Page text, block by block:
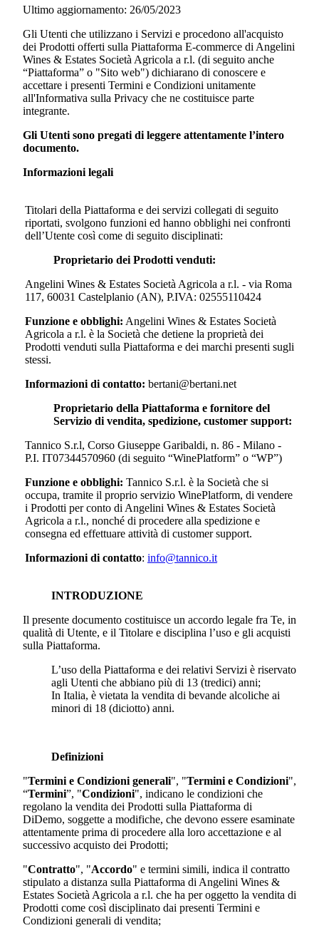
Ultimo aggiornamento: 26/05/2023
Gli Utenti che utilizzano i Servizi e procedono all'acquisto
dei Prodotti offerti sulla Piattaforma E-commerce di Angelini
Wines & Estates Società Agricola a r.l. (di seguito anche
“Piattaforma” o "Sito web") dichiarano di conoscere e
accettare i presenti Termini e Condizioni unitamente
all'Informativa sulla Privacy che ne costituisce parte
integrante.
Gli Utenti sono pregati di leggere attentamente l’intero
documento.
Informazioni legali
Titolari della Piattaforma e dei servizi collegati di seguito
riportati, svolgono funzioni ed hanno obblighi nei confronti
dell’Utente così come di seguito disciplinati:
Proprietario dei Prodotti venduti:
Angelini Wines & Estates Società Agricola a r.l. - via Roma
117, 60031 Castelplanio (AN), P.IVA: 02555110424
Funzione e obblighi: Angelini Wines & Estates Società
Agricola a r.l. è la Società che detiene la proprietà dei
Prodotti venduti sulla Piattaforma e dei marchi presenti sugli
stessi.
Informazioni di contatto: bertani@bertani.net
Proprietario della Piattaforma e fornitore del
Servizio di vendita, spedizione, customer support:
Tannico S.r.l, Corso Giuseppe Garibaldi, n. 86 - Milano -
P.I. IT07344570960 (di seguito “WinePlatform” o “WP”)
Funzione e obblighi: Tannico S.r.l. è la Società che si
occupa, tramite il proprio servizio WinePlatform, di vendere
i Prodotti per conto di Angelini Wines & Estates Società
Agricola a r.l., nonché di procedere alla spedizione e
consegna ed effettuare attività di customer support.
Informazioni di contatto: info@tannico.it
INTRODUZIONE
Il presente documento costituisce un accordo legale fra Te, in
qualità di Utente, e il Titolare e disciplina l’uso e gli acquisti
sulla Piattaforma.
L’uso della Piattaforma e dei relativi Servizi è riservato
agli Utenti che abbiano più di 13 (tredici) anni;
In Italia, è vietata la vendita di bevande alcoliche ai
minori di 18 (diciotto) anni.
Definizioni
"Termini e Condizioni generali", "Termini e Condizioni",
“Termini”, "Condizioni", indicano le condizioni che
regolano la vendita dei Prodotti sulla Piattaforma di
DiDemo, soggette a modifiche, che devono essere esaminate
attentamente prima di procedere alla loro accettazione e al
successivo acquisto dei Prodotti;
"Contratto", "Accordo" e termini simili, indica il contratto
stipulato a distanza sulla Piattaforma di Angelini Wines &
Estates Società Agricola a r.l. che ha per oggetto la vendita di
Prodotti come così disciplinato dai presenti Termini e
Condizioni generali di vendita;